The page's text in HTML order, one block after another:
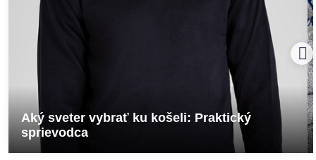
Aký sveter vybrať ku košeli: Praktický
sprievodca